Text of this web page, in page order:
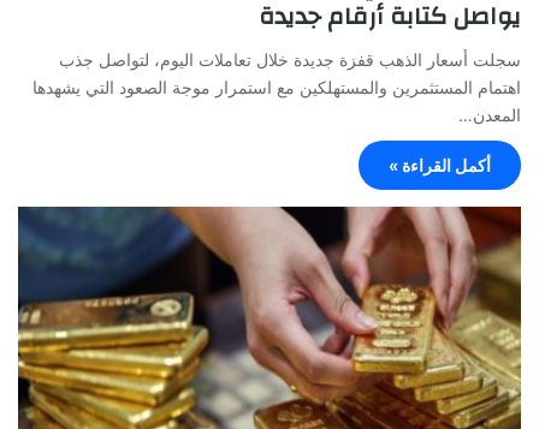
يواصل كتابة أرقام جديدة
سجلت أسعار الذهب قفزة جديدة خلال تعاملات اليوم، لتواصل جذب
اهتمام المستثمرين والمستهلكين مع استمرار موجة الصعود التي يشهدها
المعدن…
أكمل القراءة »